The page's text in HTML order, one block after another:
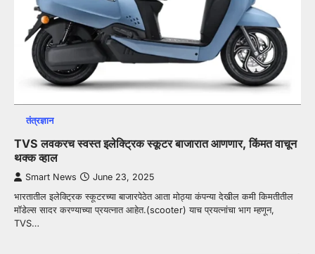
तंत्रज्ञान
TVS लवकरच स्वस्त इलेक्ट्रिक स्कूटर बाजारात आणणार, किंमत वाचून
थक्क व्हाल
Smart News June 23, 2025
भारतातील इलेक्ट्रिक स्कूटरच्या बाजारपेठेत आता मोठ्या कंपन्या देखील कमी किमतीतील
मॉडेल्स सादर करण्याच्या प्रयत्नात आहेत.(scooter) याच प्रयत्नांचा भाग म्हणून,
TVS…